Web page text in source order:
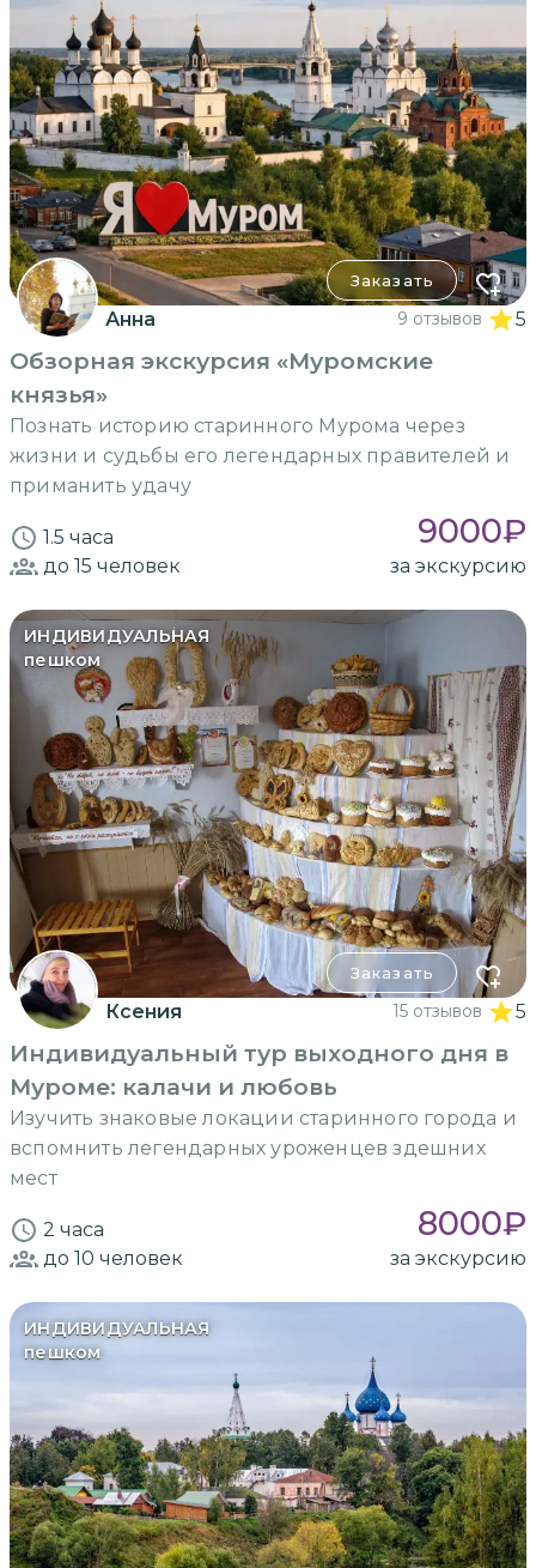
Заказать
Анна 9 отзывов 5
Обзорная экскурсия «Муромские
князья»
Познать историю старинного Мурома через
жизни и судьбы его легендарных правителей и
приманить удачу
1.5 часа 9000₽
до 15 человек за экскурсию
ИНДИВИДУАЛЬНАЯ
пешком
Заказать
Ксения 15 отзывов 5
Индивидуальный тур выходного дня в
Муроме: калачи и любовь
Изучить знаковые локации старинного города и
вспомнить легендарных уроженцев здешних
мест
2 часа 8000₽
до 10 человек за экскурсию
ИНДИВИДУАЛЬНАЯ
пешком